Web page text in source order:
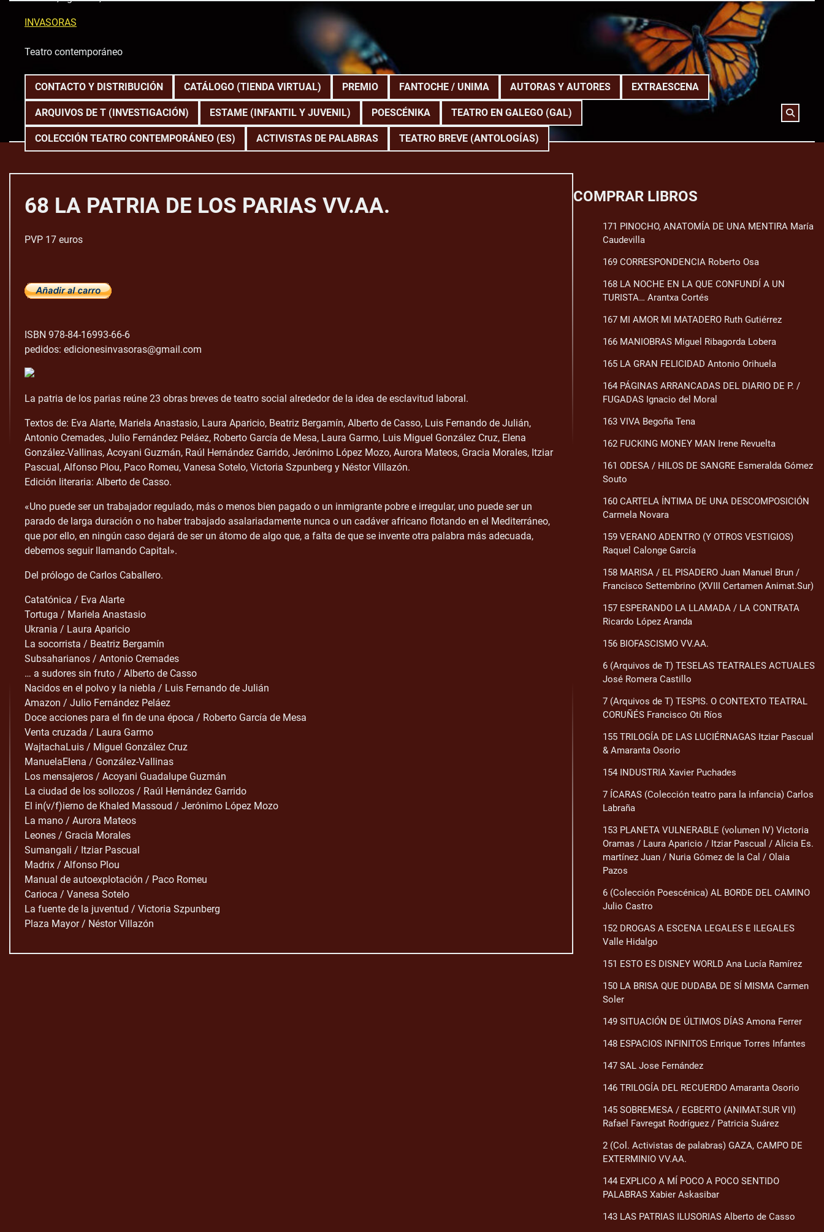
INVASORAS
Teatro contemporáneo
CONTACTO Y DISTRIBUCIÓN CATÁLOGO (TIENDA VIRTUAL) PREMIO FANTOCHE / UNIMA AUTORAS Y AUTORES EXTRAESCENA
ARQUIVOS DE T (INVESTIGACIÓN) ESTAME (INFANTIL Y JUVENIL) POESCÉNIKA TEATRO EN GALEGO (GAL)
COLECCIÓN TEATRO CONTEMPORÁNEO (ES) ACTIVISTAS DE PALABRAS TEATRO BREVE (ANTOLOGÍAS)
68 LA PATRIA DE LOS PARIAS VV.AA.
PVP 17 euros
ISBN 978-84-16993-66-6
pedidos: edicionesinvasoras@gmail.com
La patria de los parias reúne 23 obras breves de teatro social alrededor de la idea de esclavitud laboral.
Textos de: Eva Alarte, Mariela Anastasio, Laura Aparicio, Beatriz Bergamín, Alberto de Casso, Luis Fernando de Julián,
Antonio Cremades, Julio Fernández Peláez, Roberto García de Mesa, Laura Garmo, Luis Miguel González Cruz, Elena
González-Vallinas, Acoyani Guzmán, Raúl Hernández Garrido, Jerónimo López Mozo, Aurora Mateos, Gracia Morales, Itziar
Pascual, Alfonso Plou, Paco Romeu, Vanesa Sotelo, Victoria Szpunberg y Néstor Villazón.
Edición literaria: Alberto de Casso.
«Uno puede ser un trabajador regulado, más o menos bien pagado o un inmigrante pobre e irregular, uno puede ser un
parado de larga duración o no haber trabajado asalariadamente nunca o un cadáver africano flotando en el Mediterráneo,
que por ello, en ningún caso dejará de ser un átomo de algo que, a falta de que se invente otra palabra más adecuada,
debemos seguir llamando Capital».
Del prólogo de Carlos Caballero.
Catatónica / Eva Alarte
Tortuga / Mariela Anastasio
Ukrania / Laura Aparicio
La socorrista / Beatriz Bergamín
Subsaharianos / Antonio Cremades
… a sudores sin fruto / Alberto de Casso
Nacidos en el polvo y la niebla / Luis Fernando de Julián
Amazon / Julio Fernández Peláez
Doce acciones para el fin de una época / Roberto García de Mesa
Venta cruzada / Laura Garmo
WajtachaLuis / Miguel González Cruz
ManuelaElena / González-Vallinas
Los mensajeros / Acoyani Guadalupe Guzmán
La ciudad de los sollozos / Raúl Hernández Garrido
El in(v/f)ierno de Khaled Massoud / Jerónimo López Mozo
La mano / Aurora Mateos
Leones / Gracia Morales
Sumangali / Itziar Pascual
Madrix / Alfonso Plou
Manual de autoexplotación / Paco Romeu
Carioca / Vanesa Sotelo
La fuente de la juventud / Victoria Szpunberg
Plaza Mayor / Néstor Villazón
COMPRAR LIBROS
171 PINOCHO, ANATOMÍA DE UNA MENTIRA María
Caudevilla
169 CORRESPONDENCIA Roberto Osa
168 LA NOCHE EN LA QUE CONFUNDÍ A UN
TURISTA… Arantxa Cortés
167 MI AMOR MI MATADERO Ruth Gutiérrez
166 MANIOBRAS Miguel Ribagorda Lobera
165 LA GRAN FELICIDAD Antonio Orihuela
164 PÁGINAS ARRANCADAS DEL DIARIO DE P. /
FUGADAS Ignacio del Moral
163 VIVA Begoña Tena
162 FUCKING MONEY MAN Irene Revuelta
161 ODESA / HILOS DE SANGRE Esmeralda Gómez
Souto
160 CARTELA ÍNTIMA DE UNA DESCOMPOSICIÓN
Carmela Novara
159 VERANO ADENTRO (Y OTROS VESTIGIOS)
Raquel Calonge García
158 MARISA / EL PISADERO Juan Manuel Brun /
Francisco Settembrino (XVIII Certamen Animat.Sur)
157 ESPERANDO LA LLAMADA / LA CONTRATA
Ricardo López Aranda
156 BIOFASCISMO VV.AA.
6 (Arquivos de T) TESELAS TEATRALES ACTUALES
José Romera Castillo
7 (Arquivos de T) TESPIS. O CONTEXTO TEATRAL
CORUÑÉS Francisco Oti Ríos
155 TRILOGÍA DE LAS LUCIÉRNAGAS Itziar Pascual
& Amaranta Osorio
154 INDUSTRIA Xavier Puchades
7 ÍCARAS (Colección teatro para la infancia) Carlos
Labraña
153 PLANETA VULNERABLE (volumen IV) Victoria
Oramas / Laura Aparicio / Itziar Pascual / Alicia Es.
martínez Juan / Nuria Gómez de la Cal / Olaia
Pazos
6 (Colección Poescénica) AL BORDE DEL CAMINO
Julio Castro
152 DROGAS A ESCENA LEGALES E ILEGALES
Valle Hidalgo
151 ESTO ES DISNEY WORLD Ana Lucía Ramírez
150 LA BRISA QUE DUDABA DE SÍ MISMA Carmen
Soler
149 SITUACIÓN DE ÚLTIMOS DÍAS Amona Ferrer
148 ESPACIOS INFINITOS Enrique Torres Infantes
147 SAL Jose Fernández
146 TRILOGÍA DEL RECUERDO Amaranta Osorio
145 SOBREMESA / EGBERTO (ANIMAT.SUR VII)
Rafael Favregat Rodríguez / Patricia Suárez
2 (Col. Activistas de palabras) GAZA, CAMPO DE
EXTERMINIO VV.AA.
144 EXPLICO A MÍ POCO A POCO SENTIDO
PALABRAS Xabier Askasibar
143 LAS PATRIAS ILUSORIAS Alberto de Casso